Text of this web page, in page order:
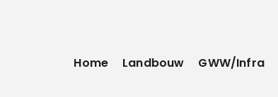
Home Landbouw GWW/Infra